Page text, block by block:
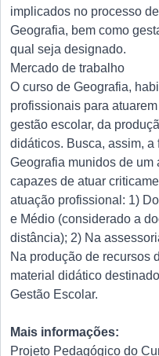
implicados no processo
Geografia, bem como
qual seja designado.
Mercado de trabalho
O curso de Geografia,
profissionais para
gestão escolar, da
didáticos. Busca, assim,
Geografia munidos de um
capazes de atuar
atuação profissional: 1)
e Médio (considerado a
distância); 2) Na
Na produção de recursos
material didático
Gestão Escolar.
Mais informações:
Projeto Pedagógico do